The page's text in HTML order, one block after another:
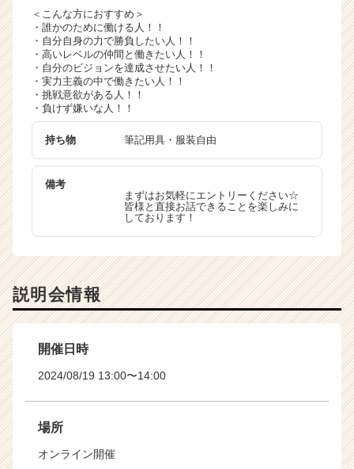
e
r）
＜こんな方におすすめ＞
・誰かのために働ける人！！
・自分自身の力で勝負したい人！！
・高いレベルの仲間と働きたい人！！
・自分のビジョンを達成させたい人！！
・実力主義の中で働きたい人！！
・挑戦意欲がある人！！
・負けず嫌いな人！！
持ち物 筆記用具・服装自由
備考
まずはお気軽にエントリーください☆
皆様と直接お話できることを楽しみに
しております！
説明会情報
開催日時
2024/08/19 13:00〜14:00
場所
オンライン開催